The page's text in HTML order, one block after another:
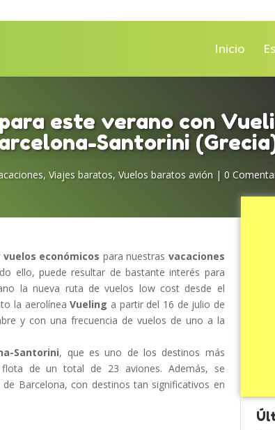
Inicio
este verano con
Santorini
, Viajes baratos, Vuelos baratos avión | 0
económicos para nuestras vacaciones
ello, puede resultar de bastante interés para
la nueva ruta de vuelos low cost desde el
la aerolíneaVueling a partir del 16 de julio de
y con una frecuencia de vuelos de uno a la
Santorini, que es uno de los destinos más
de un total de 23 aviones. Además, se
Barcelona, con destinos tan significativos en